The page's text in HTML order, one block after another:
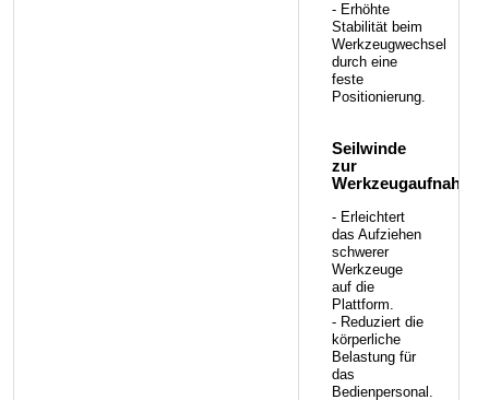
- Erhöhte
Stabilität beim
Werkzeugwechsel
durch eine
feste
Positionierung.
Seilwinde
zur
Werkzeugaufnahme:
- Erleichtert
das Aufziehen
schwerer
Werkzeuge
auf die
Plattform.
- Reduziert die
körperliche
Belastung für
das
Bedienpersonal.